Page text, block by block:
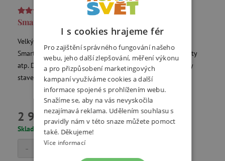
SmartMax - Kontejner - 70 ks
Velký a praktický kontejner obsahující 70 ks stavebnice
SmartMax. Z této sady děti postaví nádherné stavby, mosty
atp. Dno i víko kontejneru mají základny pro různé druhy
staveb. Sada je také ideální pro dětské koutky a školky.
2 999 Kč
Skladem
+
- Přidat do košíku
I s cookies hrajeme fér
Pro zajištění správného fungování našeho
webu, jeho další zlepšování, měření výkonu
a pro přizpůsobení marketingových
kampaní využíváme cookies a další
informace spojené s prohlížením webu.
Snažíme se, aby na vás nevyskočila
nezajímavá reklama. Udělením souhlasu s
pravidly nám v této snaze můžete pomoct
také. Děkujeme!
Více informací